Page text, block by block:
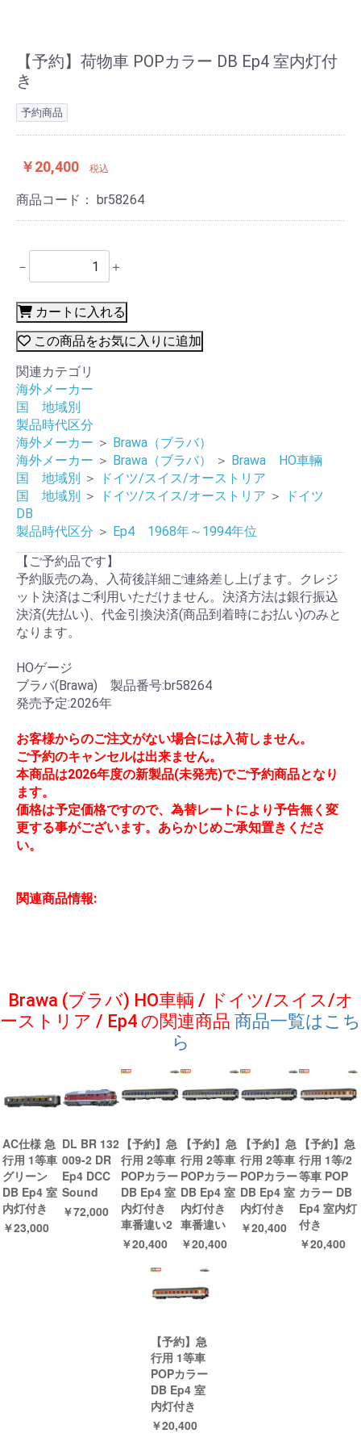
【予約】荷物車 POPカラー DB Ep4 室内灯付
き
予約商品
￥20,400 税込
商品コード： br58264
－ ＋
カートに入れる
この商品をお気に入りに追加
関連カテゴリ
海外メーカー
国 地域別
製品時代区分
海外メーカー ＞ Brawa（ブラバ）
海外メーカー ＞ Brawa（ブラバ） ＞ Brawa HO車輛
国 地域別 ＞
ドイツ/スイス/オーストリア
国 地域別 ＞ ドイツ/スイス/オーストリア ＞
ドイツ
DB
製品時代区分 ＞ Ep4 1968年～1994年位
【ご予約品です】
予約販売の為、入荷後詳細ご連絡差し上げます。クレジ
ット決済はご利用いただけません。決済方法は銀行振込
決済(先払い)、代金引換決済(商品到着時にお払い)のみと
なります。
HOゲージ
ブラバ(Brawa) 製品番号:br58264
発売予定:2026年
お客様からのご注文がない場合には入荷しません。
ご予約のキャンセルは出来ません。
本商品は2026年度の新製品(未発売)でご予約商品となり
ます。
価格は予定価格ですので、為替レートにより予告無く変
更する事がございます。あらかじめご承知置きくださ
い。
関連商品情報:
Brawa (ブラバ) HO車輌 / ドイツ/スイス/オ
ーストリア / Ep4 の関連商品 商品一覧はこち
ら
AC仕様 急
行用 1等車
グリーン
DB Ep4 室
内灯付き
￥23,000
DL BR 132
009-2 DR
Ep4 DCC
Sound
￥72,000
【予約】急
行用 2等車
POPカラー
DB Ep4 室
内灯付き
車番違い2
￥20,400
【予約】急
行用 2等車
POPカラー
DB Ep4 室
内灯付き
車番違い
￥20,400
【予約】急
行用 2等車
POPカラー
DB Ep4 室
内灯付き
￥20,400
【予約】急
行用 1等/2
等車 POP
カラー DB
Ep4 室内灯
付き
￥20,400
【予約】急
行用 1等車
POPカラー
DB Ep4 室
内灯付き
￥20,400